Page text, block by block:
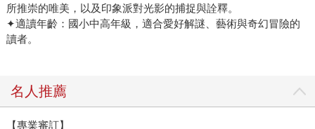
所推崇的唯美，以及印象派對光影的捕捉與詮釋。
✦適讀年齡：國小中高年級，適合愛好解謎、藝術與奇幻冒險的
讀者。
名人推薦
【專業審訂】